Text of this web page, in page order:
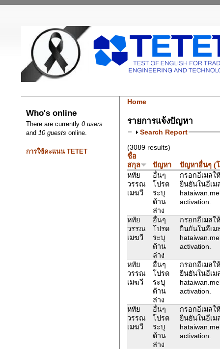
Who's online
There are currently0 users
and 10 guests online.
การใช้คะแนน TETET
Home
รายการแจ้งปัญหา
Search Report
(3089 results)
ชื่อ
สกุล
ปัญหา
ปัญหาอื่นๆ (
หทัย
วรรณ
เมฆวี
อื่นๆ
โปรด
ระบุ
ด้าน
ล่าง
กรอกอีเมลใ
ยืนยันในอีเม
activation.
หทัย
วรรณ
เมฆวี
อื่นๆ
โปรด
ระบุ
ด้าน
ล่าง
กรอกอีเมลใ
ยืนยันในอีเม
activation.
หทัย
วรรณ
เมฆวี
อื่นๆ
โปรด
ระบุ
ด้าน
ล่าง
กรอกอีเมลใ
ยืนยันในอีเม
activation.
หทัย
วรรณ
เมฆวี
อื่นๆ
โปรด
ระบุ
ด้าน
ล่าง
กรอกอีเมลใ
ยืนยันในอีเม
activation.